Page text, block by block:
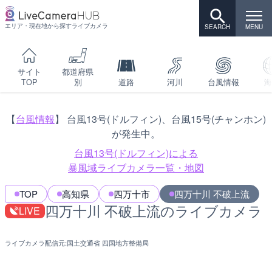
エリア・現在地から探すライブカメラ
サイト
TOP
都道府県
別
道路 河川 台風情報
【台風情報】 台風13号(ドルフィン)、台風15号(チャンホン)
が発生中。
台風13号(ドルフィン)による
暴風域ライブカメラ一覧・地図
TOP 高知県 四万十市 四万十川 不破上流
LIVE 四万十川 不破上流のライブカメラ
ライブカメラ配信元:国土交通省 四国地方整備局